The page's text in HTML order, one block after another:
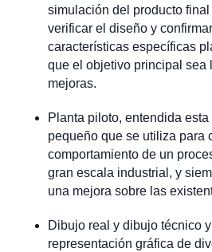
simulación del producto
verificar el diseño y
características específicas
que el objetivo principal sea
mejoras.
Planta piloto, entendida
pequeño que se utiliza para
comportamiento de un
gran escala industrial, y
una mejora sobre las
Dibujo real y dibujo técnico
representación gráfica de